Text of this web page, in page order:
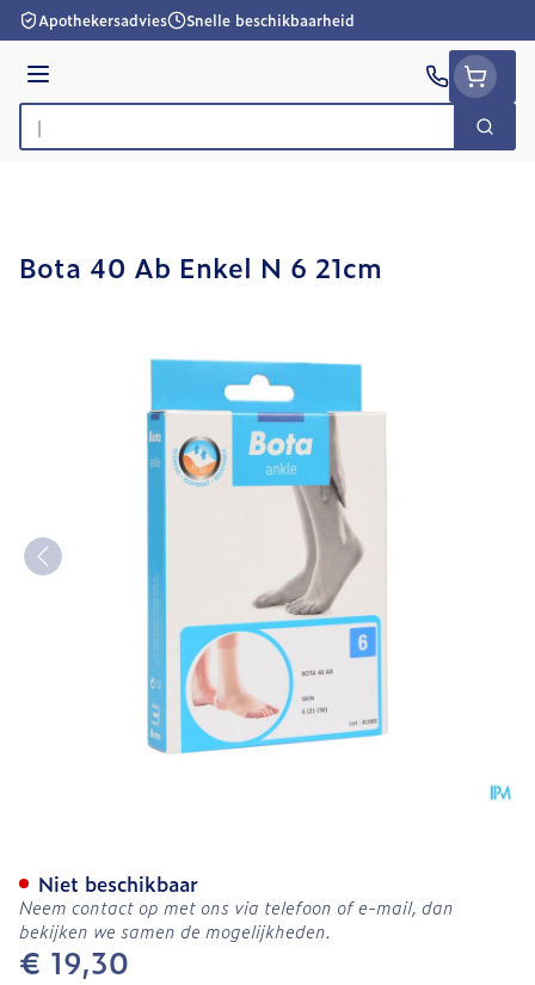
Ga naar de inhoud
Apothekersadvies Snelle beschikbaarheid
Menu
Product, merk, categorie...
Zoek
Bota 40 Ab Enkel N 6 21cm
€ 19,30
Niet beschikbaar
Neem contact op met ons via telefoon of e-mail, dan
bekijken we samen de mogelijkheden.